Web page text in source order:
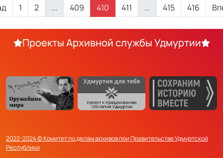
1 2 ... 409 410 411 ... 415 416
Проекты Архивной службы Удмуртии
2022-2024 © Комитет по делам архивов при Правительстве Удмуртской
Республики